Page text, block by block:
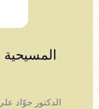
المسيحية
الدكتور جوّاد